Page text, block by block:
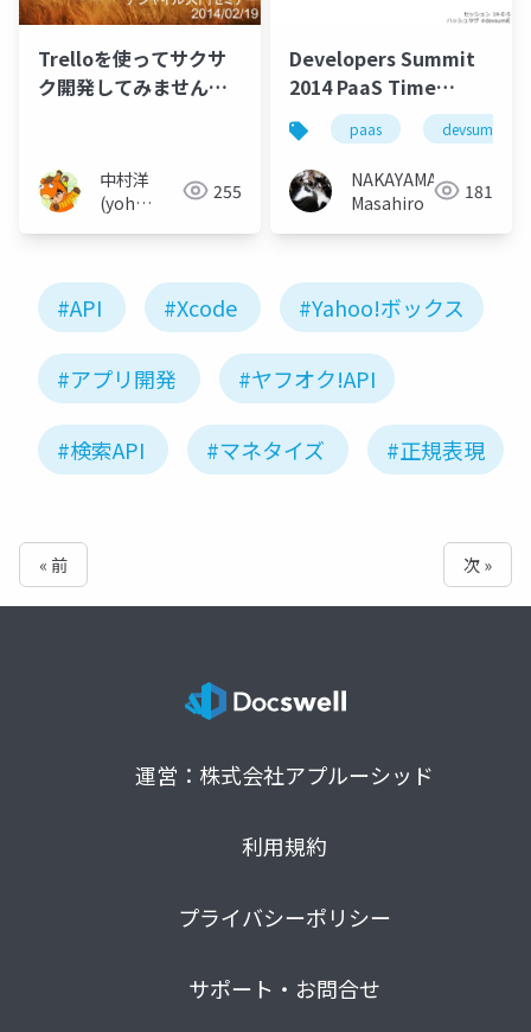
Trelloを使ってサクサ
ク開発してみません
中村洋
(yoh
255
Developers Summit
2014 PaaS Time
Attack!paas devsumi
NAKAYAMA
Masahiro
181
#API #Xcode #Yahoo!ボックス
#アプリ開発 #ヤフオク!API
#検索API #マネタイズ #正規表現
« 前 次 »
運営：株式会社アプルーシッド
利用規約
プライバシーポリシー
サポート・お問合せ